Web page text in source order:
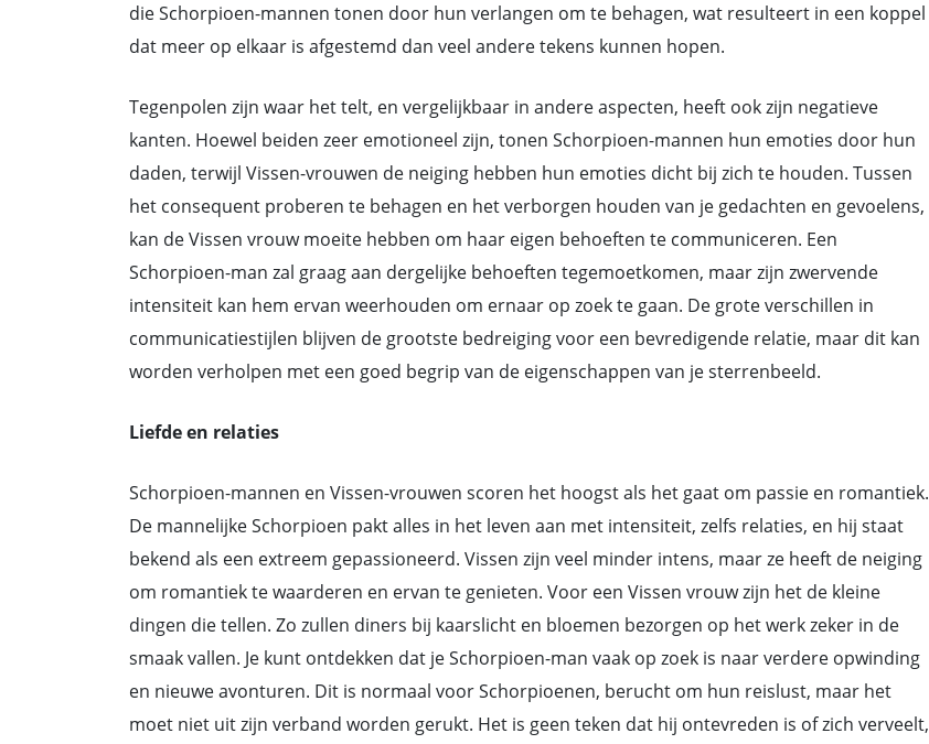
die Schorpioen-mannen tonen door hun verlangen om te behagen, wat resulteert in een koppel
dat meer op elkaar is afgestemd dan veel andere tekens kunnen hopen.
Tegenpolen zijn waar het telt, en vergelijkbaar in andere aspecten, heeft ook zijn negatieve
kanten. Hoewel beiden zeer emotioneel zijn, tonen Schorpioen-mannen hun emoties door hun
daden, terwijl Vissen-vrouwen de neiging hebben hun emoties dicht bij zich te houden. Tussen
het consequent proberen te behagen en het verborgen houden van je gedachten en gevoelens,
kan de Vissen vrouw moeite hebben om haar eigen behoeften te communiceren. Een
Schorpioen-man zal graag aan dergelijke behoeften tegemoetkomen, maar zijn zwervende
intensiteit kan hem ervan weerhouden om ernaar op zoek te gaan. De grote verschillen in
communicatiestijlen blijven de grootste bedreiging voor een bevredigende relatie, maar dit kan
worden verholpen met een goed begrip van de eigenschappen van je sterrenbeeld.
Liefde en relaties
Schorpioen-mannen en Vissen-vrouwen scoren het hoogst als het gaat om passie en romantiek.
De mannelijke Schorpioen pakt alles in het leven aan met intensiteit, zelfs relaties, en hij staat
bekend als een extreem gepassioneerd. Vissen zijn veel minder intens, maar ze heeft de neiging
om romantiek te waarderen en ervan te genieten. Voor een Vissen vrouw zijn het de kleine
dingen die tellen. Zo zullen diners bij kaarslicht en bloemen bezorgen op het werk zeker in de
smaak vallen. Je kunt ontdekken dat je Schorpioen-man vaak op zoek is naar verdere opwinding
en nieuwe avonturen. Dit is normaal voor Schorpioenen, berucht om hun reislust, maar het
moet niet uit zijn verband worden gerukt. Het is geen teken dat hij ontevreden is of zich verveelt,